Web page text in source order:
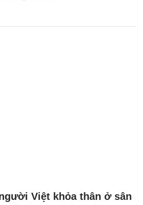
Việt khỏa thân ở sân